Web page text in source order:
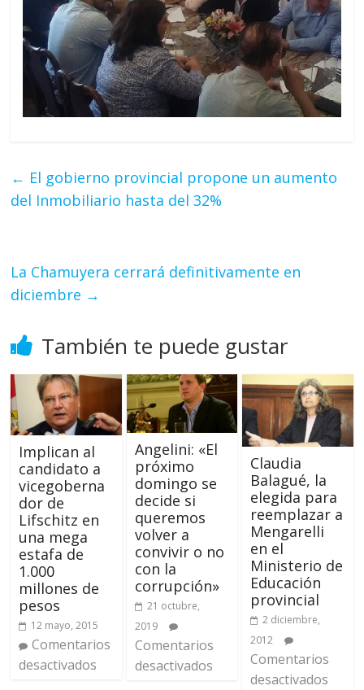
← El gobierno provincial propone un aumento
del Inmobiliario hasta del 32%
La Chamuyera cerrará definitivamente en
diciembre →
También te puede gustar
Implican al
candidato a
vicegoberna
dor de
Lifschitz en
una mega
estafa de
1.000
millones de
pesos
12 mayo, 2015
Comentarios
desactivados
Angelini: «El
próximo
domingo se
decide si
queremos
volver a
convivir o no
con la
corrupción»
21 octubre,
2019
Comentarios
desactivados
Claudia
Balagué, la
elegida para
reemplazar a
Mengarelli
en el
Ministerio de
Educación
provincial
2 diciembre,
2012
Comentarios
desactivados